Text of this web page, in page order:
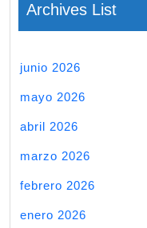
Archives List
junio 2026
mayo 2026
abril 2026
marzo 2026
febrero 2026
enero 2026